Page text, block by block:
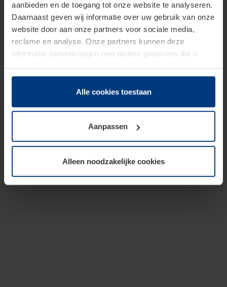
aanbieden en de toegang tot onze website te analyseren.
Daarnaast geven wij informatie over uw gebruik van onze
website door aan onze partners voor sociale media,
reclame en analyse. Onze partners kunnen deze
informatie samenvoegen met andere gegevens die u
hun diensten hebben verzameld.
Juridisch hebben wij het recht om cookies op uw
van deze pagina's absoluut vereist is. Voor alle andere
soorten cookies is uw toestemming benodigd. Uw
toestemming kunt u op elk moment bij de uitleg van de
wijzigen of herroepen.
Alle cookies toestaan
Aanpassen
Alleen noodzakelijke cookies